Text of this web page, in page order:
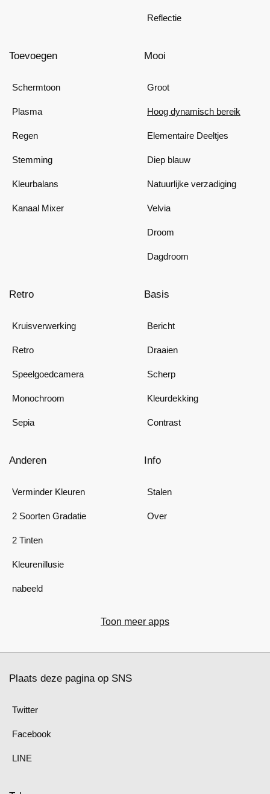
Reflectie
Toevoegen
Schermtoon
Plasma
Regen
Stemming
Kleurbalans
Kanaal Mixer
Mooi
Groot
Hoog dynamisch bereik
Elementaire Deeltjes
Diep blauw
Natuurlijke verzadiging
Velvia
Droom
Dagdroom
Retro
Kruisverwerking
Retro
Speelgoedcamera
Monochroom
Sepia
Basis
Bericht
Draaien
Scherp
Kleurdekking
Contrast
Anderen
Verminder Kleuren
2 Soorten Gradatie
2 Tinten
Kleurenillusie
nabeeld
Info
Stalen
Over
Toon meer apps
Plaats deze pagina op SNS
Twitter
Facebook
LINE